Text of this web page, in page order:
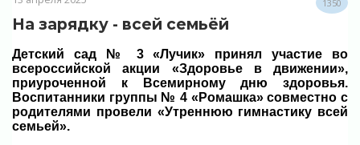
1350
На зарядку - всей семьёй
Детский сад № 3 «Лучик» принял участие во
всероссийской акции «Здоровье в движении»,
приуроченной к Всемирному дню здоровья.
Воспитанники группы № 4 «Ромашка» совместно с
родителями провели «Утреннюю гимнастику всей
семьей».